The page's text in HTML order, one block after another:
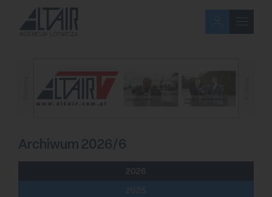
Archiwum 2026/6
2026
2025